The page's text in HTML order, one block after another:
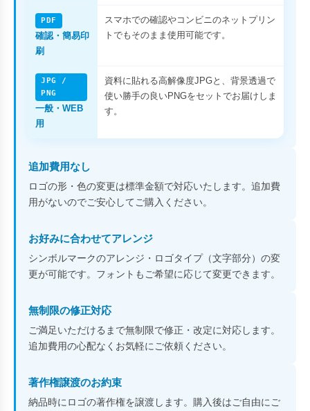
PDF
確認・簡易印
刷
スマホでの確認やコンビニのネットプリン
トでもそのまま使用可能です。
JPG /
PNG
一般・WEB
用
資料に貼れる高解像度JPGと、背景透過で
使い勝手の良いPNGをセットでお届けしま
す。
追加費用なし
ロゴの形・色の変更は標準金額で対応いたします。追加費
用がないのでご安心してご購入ください。
お好みに合わせてアレンジ
シンボルマークのアレンジ・ロゴタイプ（文字部分）の変
更が可能です。フォントもご希望に応じて変更できます。
無制限の修正対応
ご満足いただけるまで無制限で修正・改定に対応します。
追加費用の心配なくお気軽にご依頼ください。
著作権譲渡のお約束
納品時にロゴの著作権を譲渡します。購入後はご自由にご